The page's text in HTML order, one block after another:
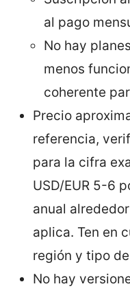
al pago
No hay
menos
coherente
Precio
referencia,
para la cifra
USD/EUR 5-6
anual
aplica. Ten en
región y tipo
No hay